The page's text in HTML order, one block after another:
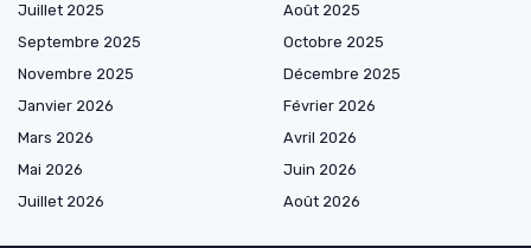
Juillet 2025
Août 2025
Septembre 2025
Octobre 2025
Novembre 2025
Décembre 2025
Janvier 2026
Février 2026
Mars 2026
Avril 2026
Mai 2026
Juin 2026
Juillet 2026
Août 2026